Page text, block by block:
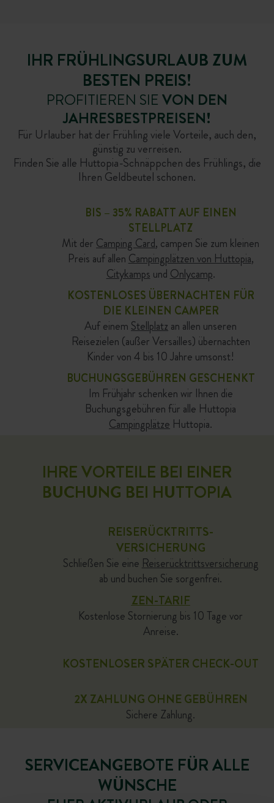
WATTWILLER
FORÊT DES VOSGES
COLMAR
IHR FRÜHLINGSURLAUB ZUM
BESTEN PREIS!
PROFITIEREN SIE VON DEN
JAHRESBESTPREISEN!
Für Urlauber hat der Frühling viele Vorteile, auch den,
günstig zu verreisen.
Finden Sie alle Huttopia-Schnäppchen des Frühlings, die
Ihren Geldbeutel schonen.
BIS – 35% RABATT AUF EINEN
STELLPLATZ
Mit der Camping Card, campen Sie zum kleinen
Preis auf allen Campingplätzen von Huttopia,
Citykamps und Onlycamp.
KOSTENLOSES ÜBERNACHTEN FÜR
DIE KLEINEN CAMPER
Auf einem Stellplatz an allen unseren
Reisezielen (außer Versailles) übernachten
Kinder von 4 bis 10 Jahre umsonst!
BUCHUNGSGEBÜHREN GESCHENKT
Im Frühjahr schenken wir Ihnen die
Buchungsgebühren für alle Huttopia
Campingplätze Huttopia.
IHRE VORTEILE BEI EINER
BUCHUNG BEI HUTTOPIA
REISERÜCKTRITTS-
VERSICHERUNG
Schließen Sie eine Reiserücktrittsversicherung
ab und buchen Sie sorgenfrei.
ZEN-TARIF
Kostenlose Stornierung bis 10 Tage vor
Anreise.
KOSTENLOSER SPÄTER CHECK-OUT
2X ZAHLUNG OHNE GEBÜHREN
Sichere Zahlung.
SERVICEANGEBOTE FÜR ALLE
WÜNSCHE